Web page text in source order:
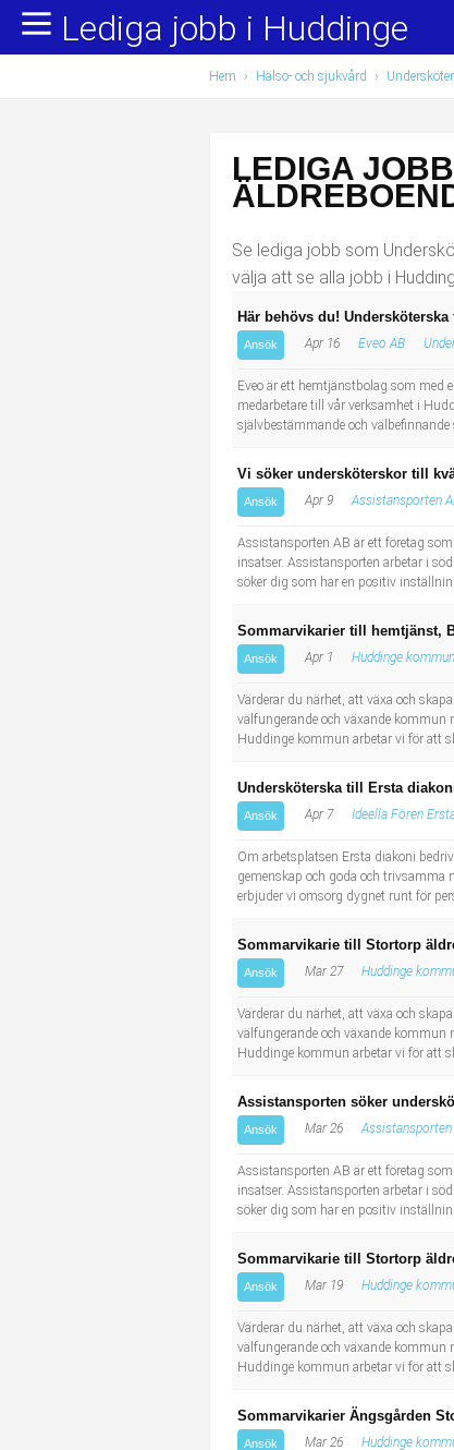
Yrkesområden
Administration, ekonomi, juridik
Chefer och verksamhetsledare
Hotell, restaurang, storhushåll
Installation, drift, underhåll
Naturvetenskapligt arbete
Sanering och renhållning
Populära jobb
Undersköterska, hemtjänst och äldreboende
Lärare i förskola/Förskollärare
Bussförare/Busschaufför
Behandlingsassistent/Socialpedagog
Tidningsbud/Tidningsdistributör
Lärare i fritidshem/Fritidspedagog
Läkarsekreterare/Vårdadmin/Medicinsk sekreterare
Informatör/Kommunikatör
Sjuksköterska, grundutbildad
Undersköterska, vård- o specialavd. o mottagning
Lediga jobb i Huddinge
Hem › Hälso- och sjukvård ›
LEDIGA
Se lediga jobb som
välja att se alla jobb i
Här behövs du!
Ansök Apr 16 Eveo AB
Eveo är ett hemtjänstbolag som med
medarbetare till vår verksamhet i
självbestämmande och
Vi söker undersköterskor till
Ansök Apr 9 Assistansporten
Assistansporten AB är ett företag
insatser. Assistansporten arbetar i
söker dig som har en positiv
Sommarvikarier till hemtjänst,
Ansök Apr 1 Huddinge kommun
Värderar du närhet, att växa och
välfungerande och växande kommun
Huddinge kommun arbetar vi för att
Undersköterska till Ersta
Ansök Apr 7 Ideella Fören
Om arbetsplatsen Ersta diakoni
gemenskap och goda och trivsamma
erbjuder vi omsorg dygnet runt för
Sommarvikarie till Stortorp
Ansök Mar 27 Huddinge
Värderar du närhet, att växa och
välfungerande och växande kommun
Huddinge kommun arbetar vi för att
Assistansporten söker
Ansök Mar 26 Assistansporten
Assistansporten AB är ett företag
insatser. Assistansporten arbetar i
söker dig som har en positiv
Sommarvikarie till Stortorp
Ansök Mar 19 Huddinge
Värderar du närhet, att växa och
välfungerande och växande kommun
Huddinge kommun arbetar vi för att
Sommarvikarier Ängsgården
Ansök Mar 26 Huddinge